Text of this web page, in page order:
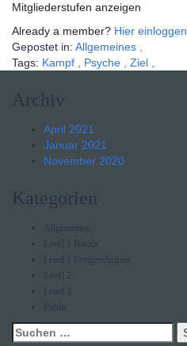
Mitgliederstufen anzeigen
Already a member? Hier einloggen
Gepostet in: Allgemeines
Tags: Kampf Psyche Ziel
Archiv
April 2021
Januar 2021
November 2020
Kategorien
Allgemeines
Level 1 Basics
Level 1 Fortgeschritten
Level 2
Level 3
Public